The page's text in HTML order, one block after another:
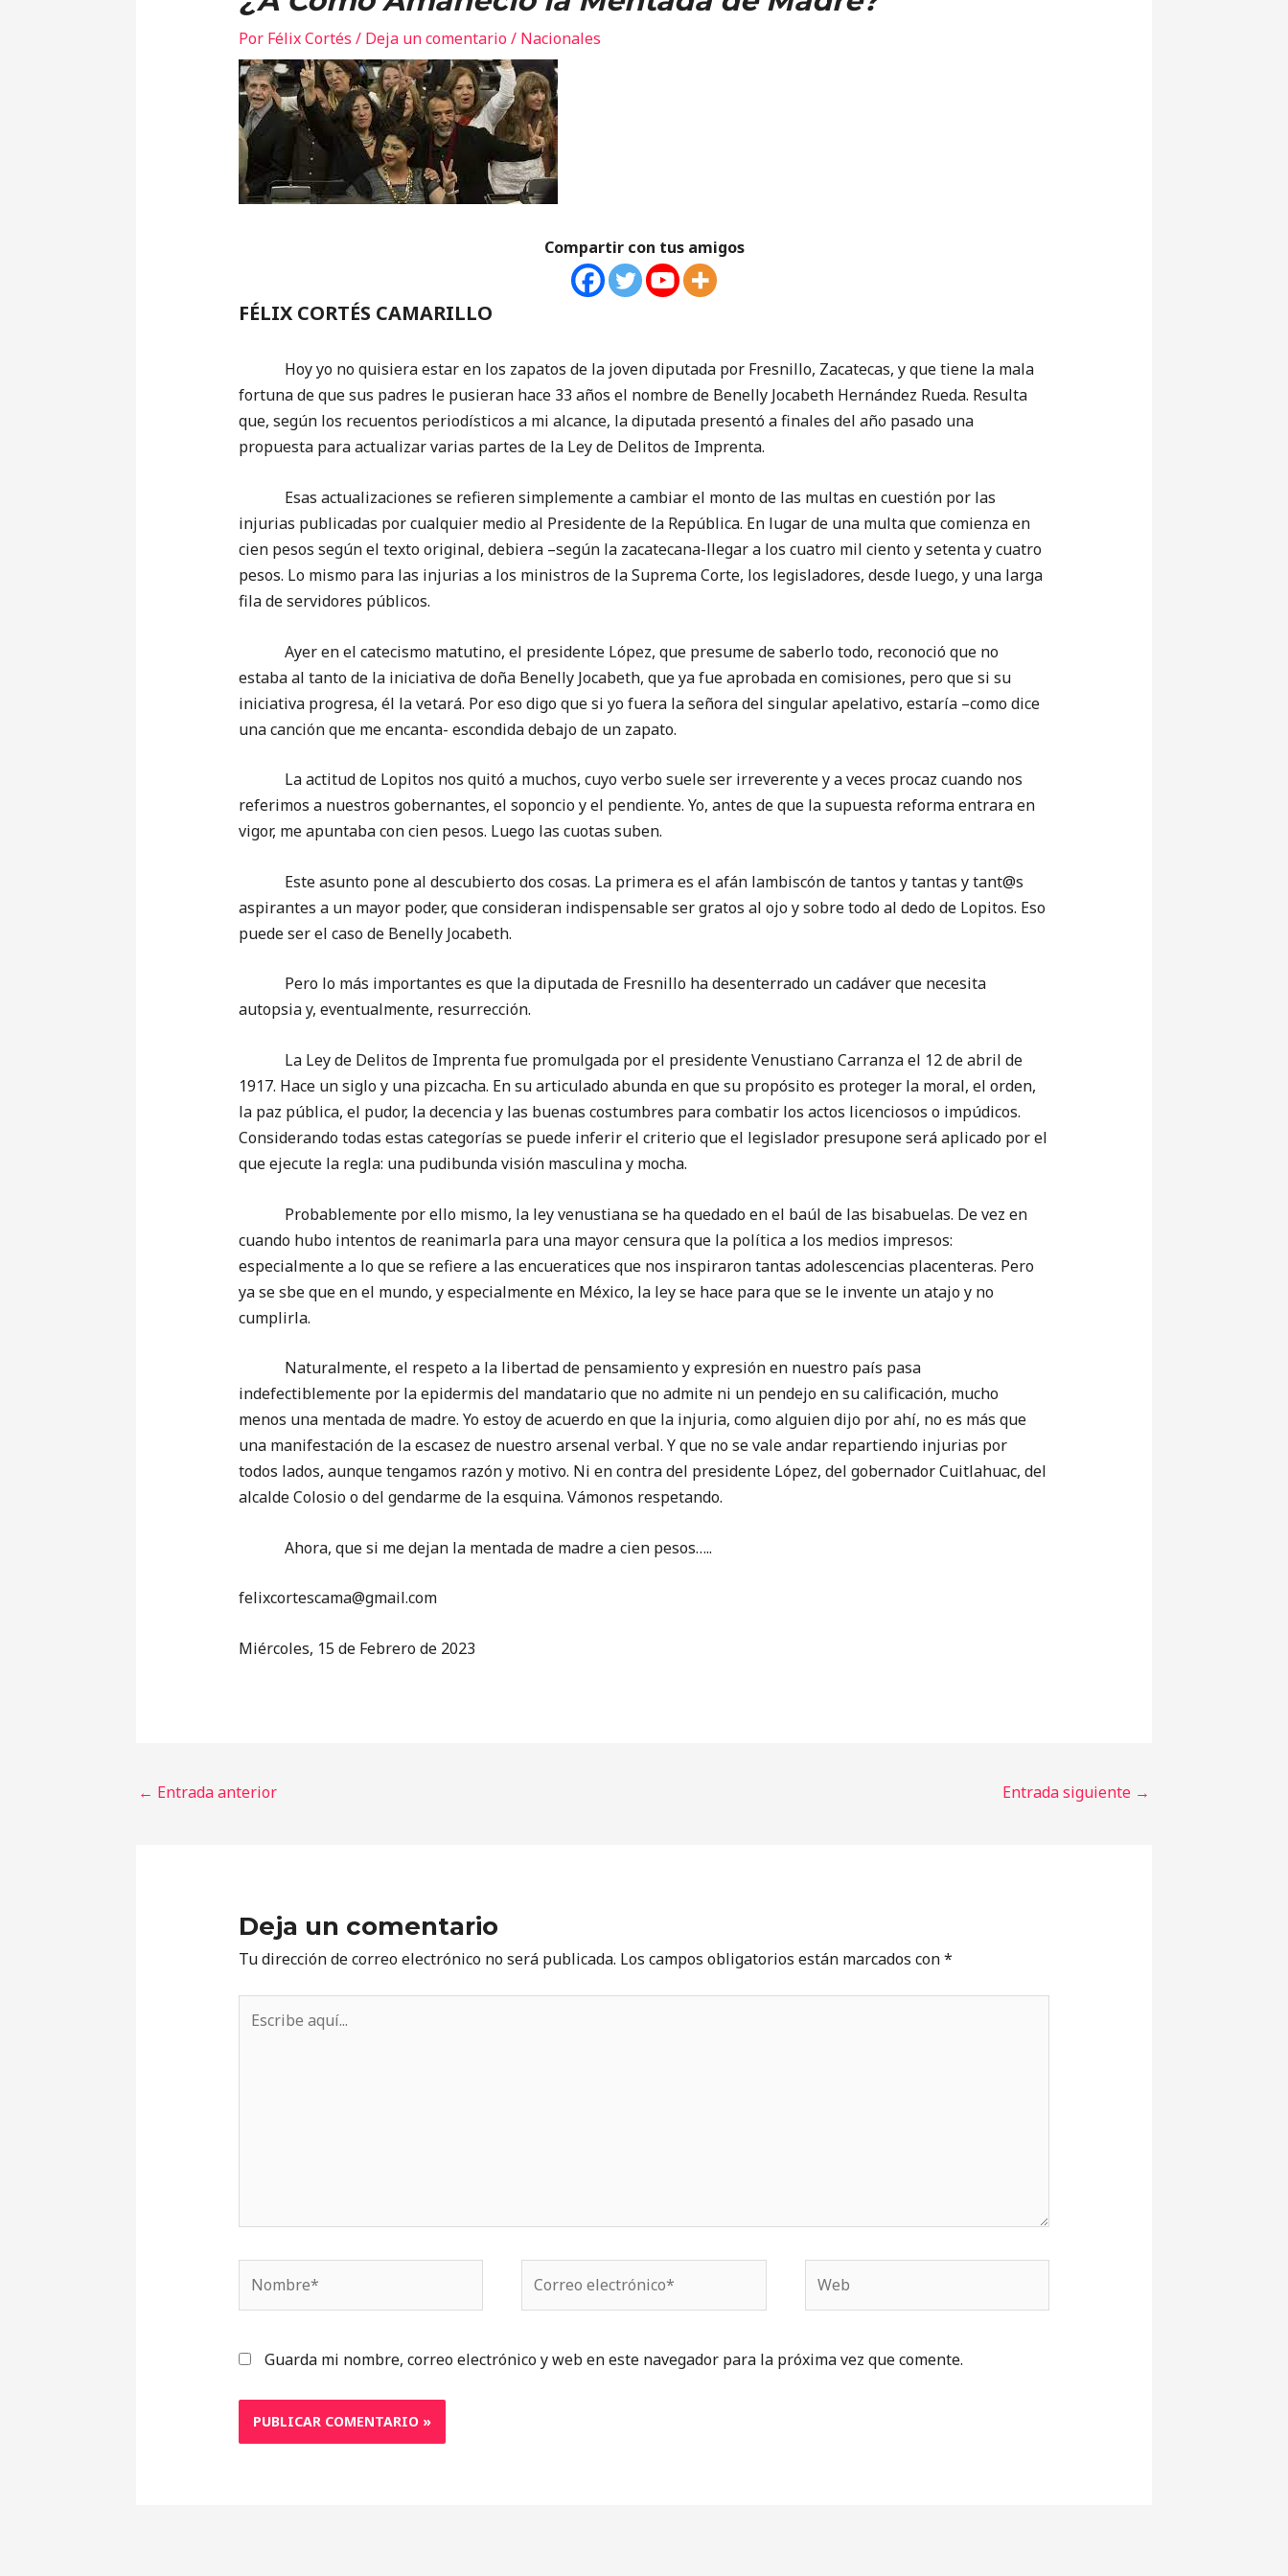
Por Félix Cortés / Deja un comentario/ Nacionales
Compartir con tus amigos
FÉLIX CORTÉS CAMARILLO
Hoy yo no quisiera estar en los zapatos de la joven diputada por Fresnillo, Zacatecas, y que tiene la mala
fortuna de que sus padres le pusieran hace 33 años el nombre de Benelly Jocabeth Hernández Rueda. Resulta
que, según los recuentos periodísticos a mi alcance, la diputada presentó a finales del año pasado una
propuesta para actualizar varias partes de la Ley de Delitos de Imprenta.
Esas actualizaciones se refieren simplemente a cambiar el monto de las multas en cuestión por las
injurias publicadas por cualquier medio al Presidente de la República. En lugar de una multa que comienza en
cien pesos según el texto original, debiera –según la zacatecana-llegar a los cuatro mil ciento y setenta y cuatro
pesos. Lo mismo para las injurias a los ministros de la Suprema Corte, los legisladores, desde luego, y una larga
fila de servidores públicos.
Ayer en el catecismo matutino, el presidente López, que presume de saberlo todo, reconoció que no
estaba al tanto de la iniciativa de doña Benelly Jocabeth, que ya fue aprobada en comisiones, pero que si su
iniciativa progresa, él la vetará. Por eso digo que si yo fuera la señora del singular apelativo, estaría –como dice
una canción que me encanta- escondida debajo de un zapato.
La actitud de Lopitos nos quitó a muchos, cuyo verbo suele ser irreverente y a veces procaz cuando nos
referimos a nuestros gobernantes, el soponcio y el pendiente. Yo, antes de que la supuesta reforma entrara en
vigor, me apuntaba con cien pesos. Luego las cuotas suben.
Este asunto pone al descubierto dos cosas. La primera es el afán lambiscón de tantos y tantas y tant@s
aspirantes a un mayor poder, que consideran indispensable ser gratos al ojo y sobre todo al dedo de Lopitos. Eso
puede ser el caso de Benelly Jocabeth.
Pero lo más importantes es que la diputada de Fresnillo ha desenterrado un cadáver que necesita
autopsia y, eventualmente, resurrección.
La Ley de Delitos de Imprenta fue promulgada por el presidente Venustiano Carranza el 12 de abril de
1917. Hace un siglo y una pizcacha. En su articulado abunda en que su propósito es proteger la moral, el orden,
la paz pública, el pudor, la decencia y las buenas costumbres para combatir los actos licenciosos o impúdicos.
Considerando todas estas categorías se puede inferir el criterio que el legislador presupone será aplicado por el
que ejecute la regla: una pudibunda visión masculina y mocha.
Probablemente por ello mismo, la ley venustiana se ha quedado en el baúl de las bisabuelas. De vez en
cuando hubo intentos de reanimarla para una mayor censura que la política a los medios impresos:
especialmente a lo que se refiere a las encueratices que nos inspiraron tantas adolescencias placenteras. Pero
ya se sbe que en el mundo, y especialmente en México, la ley se hace para que se le invente un atajo y no
cumplirla.
Naturalmente, el respeto a la libertad de pensamiento y expresión en nuestro país pasa
indefectiblemente por la epidermis del mandatario que no admite ni un pendejo en su calificación, mucho
menos una mentada de madre. Yo estoy de acuerdo en que la injuria, como alguien dijo por ahí, no es más que
una manifestación de la escasez de nuestro arsenal verbal. Y que no se vale andar repartiendo injurias por
todos lados, aunque tengamos razón y motivo. Ni en contra del presidente López, del gobernador Cuitlahuac, del
alcalde Colosio o del gendarme de la esquina. Vámonos respetando.
Ahora, que si me dejan la mentada de madre a cien pesos…..
‎felixcortescama@gmail.com
Miércoles, 15 de Febrero de 2023
← Entrada anterior Entrada siguiente →
Deja un comentario
Tu dirección de correo electrónico no será publicada. Los campos obligatorios están marcados con*
aquí...
electrónico*
Guarda mi nombre, correo electrónico y web en este navegador para la próxima vez que comente.